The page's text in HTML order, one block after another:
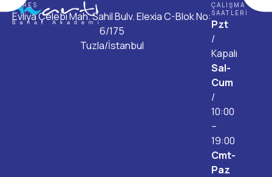
ADRES
Evliya Çelebi Mah. Sahil Bulv. Elexia C-Blok No:
6/175
Tuzla/İstanbul
ÇALIŞMA
SAATLERI
Pzt
/
Kapalı
Sal-
Cum
/
10:00
–
19:00
Cmt-
Paz